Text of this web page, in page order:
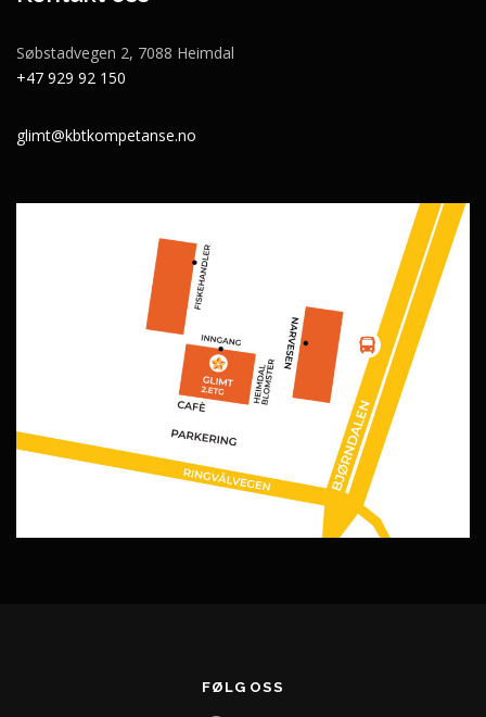
Søbstadvegen 2, 7088 Heimdal
+47 929 92 150
glimt@kbtkompetanse.no
FØLG OSS